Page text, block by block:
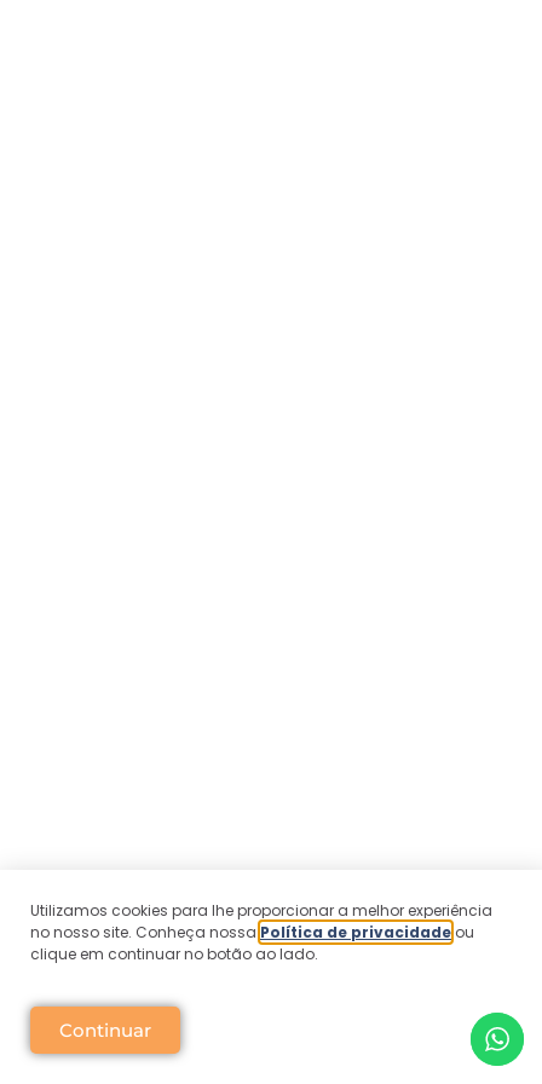
Utilizamos cookies para lhe proporcionar a melhor experiência
no nosso site. Conheça nossa Política de privacidade ou
clique em continuar no botão ao lado.
Continuar